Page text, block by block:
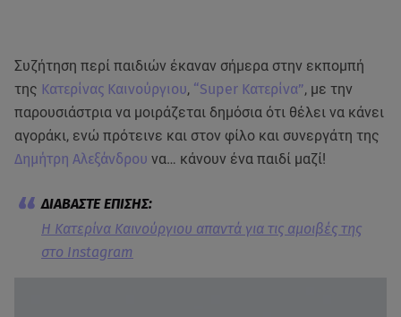
Συζήτηση περί παιδιών έκαναν σήμερα στην εκπομπή
της Κατερίνας Καινούργιου, “Super Κατερίνα”, με την
παρουσιάστρια να μοιράζεται δημόσια ότι θέλει να κάνει
αγοράκι, ενώ πρότεινε και στον φίλο και συνεργάτη της
Δημήτρη Αλεξάνδρου να… κάνουν ένα παιδί μαζί!
Η Κατερίνα Καινούργιου απαντά για τις αμοιβές της
στο Instagram